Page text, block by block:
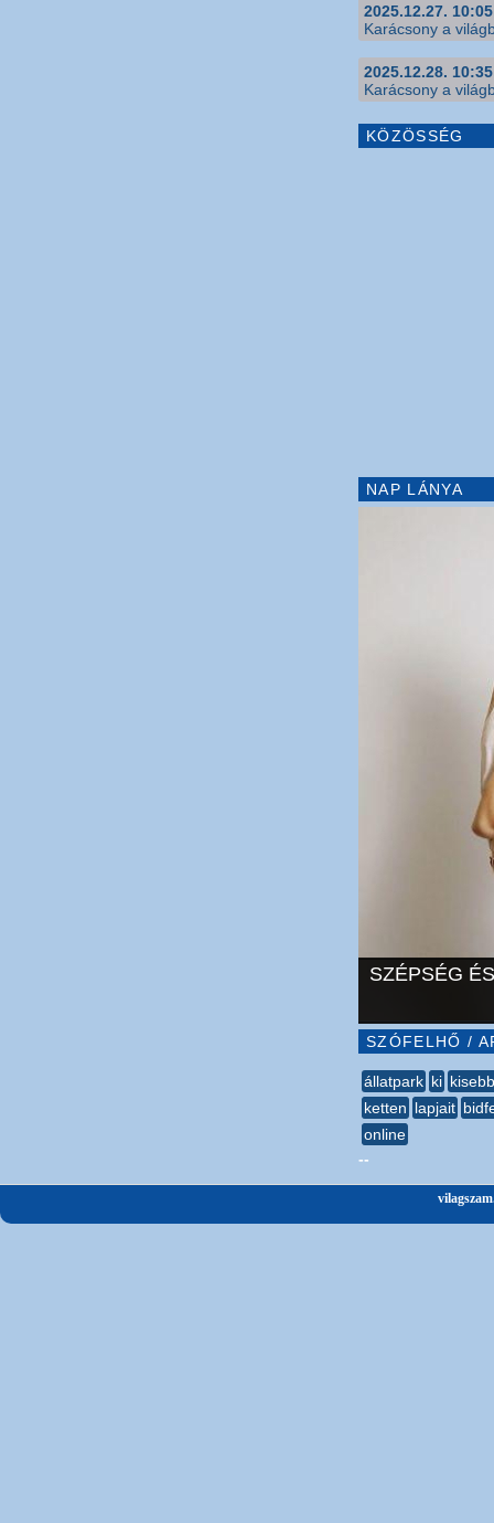
2025.12.27.
Karácsony a
2025.12.28.
Karácsony a
KÖZÖSSÉG
NAP LÁNYA
SZÉPSÉG
SZÓFELHŐ /
állatpark ki
ketten lapjait
online
--